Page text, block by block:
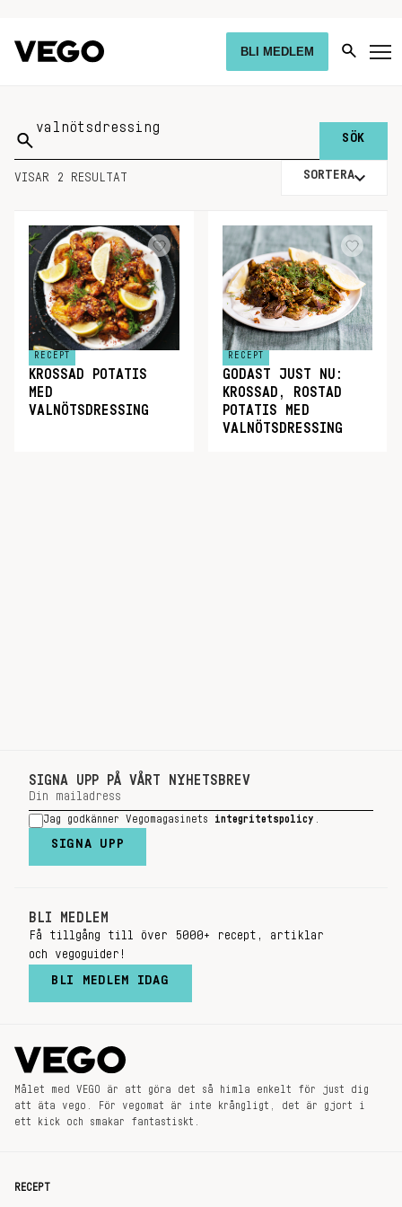
BLI MEDLEM
Sök
på:
VISAR 2 RESULTAT SORTERA
RECEPT
KROSSAD POTATIS
MED
VALNÖTSDRESSING
RECEPT
GODAST JUST NU:
KROSSAD, ROSTAD
POTATIS MED
VALNÖTSDRESSING
SIGNA UPP PÅ VÅRT NYHETSBREV
Jag godkänner Vegomagasinets integritetspolicy
SIGNA UPP
BLI MEDLEM
Få tillgång till över 5000+ recept, artiklar
och vegoguider!
BLI MEDLEM IDAG
Målet med VEGO är att göra det så himla enkelt för just dig
att äta vego. För vegomat är inte krångligt, det är gjort i
ett kick och smakar fantastiskt.
RECEPT